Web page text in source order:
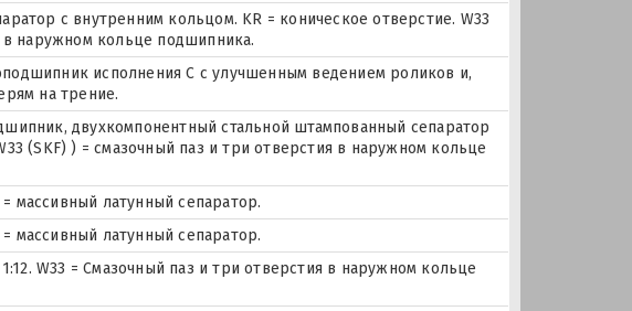
с внутренним кольцом. KR = коническое отверстие. W33
в наружном кольце подшипника.
исполнения С с улучшенным ведением роликов и,
на трение.
двухкомпонентный стальной штампованный сепаратор
(SKF) ) = смазочный паз и три отверстия в наружном кольце
= массивный латунный сепаратор.
= массивный латунный сепаратор.
W33 = Смазочный паз и три отверстия в наружном кольце